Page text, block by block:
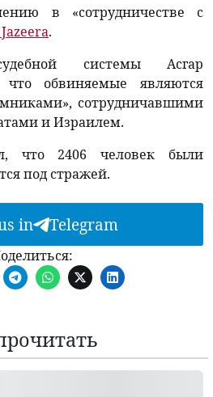
в «сотрудничестве с
.
системы Асгар
что обвиняемые являются
сотрудничавшими
и Израилем.
что 2406 человек были
под стражей.
in Telegram